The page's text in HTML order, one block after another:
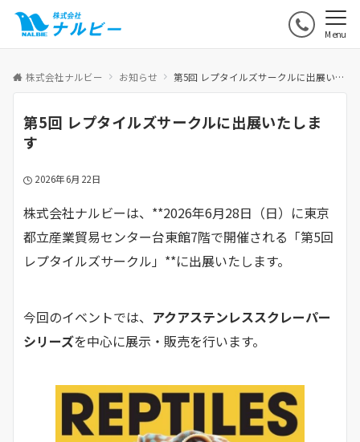
Menu
株式会社ナルビー お知らせ 第5回 レプタイルズサークルに出展いたします
第5回 レプタイルズサークルに出展いたしま
す
2026年6月22日
株式会社ナルビーは、**2026年6月28日（日）に東京
都立産業貿易センター台東館7階で開催される「第5回
レプタイルズサークル」**に出展いたします。
今回のイベントでは、 アクアステンレススクレーパー
シリーズを中心に展示・販売を行います。